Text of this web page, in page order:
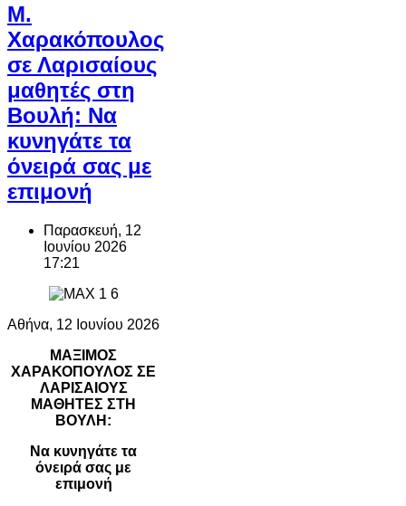
Μ.
Χαρακόπουλος
σε Λαρισαίους
μαθητές στη
Βουλή: Να
κυνηγάτε τα
όνειρά σας με
επιμονή
Παρασκευή, 12
Ιουνίου 2026
17:21
Αθήνα, 12 Ιουνίου 2026
ΜΑΞΙΜΟΣ
ΧΑΡΑΚΟΠΟΥΛΟΣ ΣΕ
ΛΑΡΙΣΑΙΟΥΣ
ΜΑΘΗΤΕΣ ΣΤΗ
ΒΟΥΛΗ:
Να κυνηγάτε τα
όνειρά σας με
επιμονή